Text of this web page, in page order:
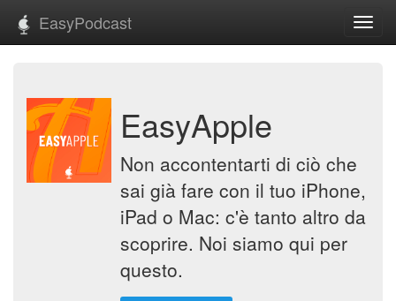
EasyPodcast
EasyApple
Non accontentarti di ciò che
sai già fare con il tuo iPhone,
iPad o Mac: c'è tanto altro da
scoprire. Noi siamo qui per
questo.